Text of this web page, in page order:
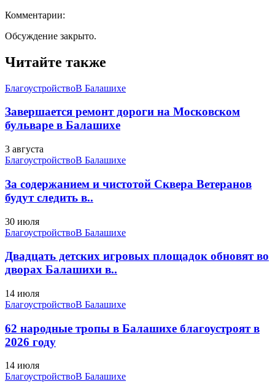
Комментарии:
Обсуждение закрыто.
Читайте также
БлагоустройствоВ Балашихе
Завершается ремонт дороги на Московском
бульваре в Балашихе
3 августа
БлагоустройствоВ Балашихе
За содержанием и чистотой Сквера Ветеранов
будут следить в..
30 июля
БлагоустройствоВ Балашихе
Двадцать детских игровых площадок обновят во
дворах Балашихи в..
14 июля
БлагоустройствоВ Балашихе
62 народные тропы в Балашихе благоустроят в
2026 году
14 июля
БлагоустройствоВ Балашихе